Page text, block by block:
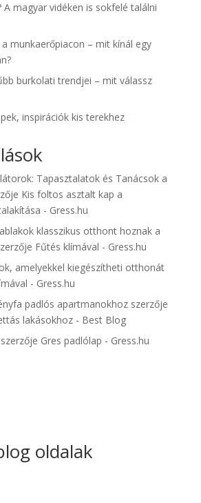
A magyar vidéken is sokfelé találni
munkaerőpiacon – mit kínál egy
burkolati trendjei – mit válassz
inspirációk kis terekhez
Tapasztalatok és Tanácsok a
Kis foltos asztalt kap a
- Gress.hu
klasszikus otthont hoznak a
Fűtés klímával - Gress.hu
amelyekkel kiegészítheti otthonát
- Gress.hu
padlós apartmanokhozszerzője
lakásokhoz - Best Blog
Gres padlólap - Gress.hu
oldalak